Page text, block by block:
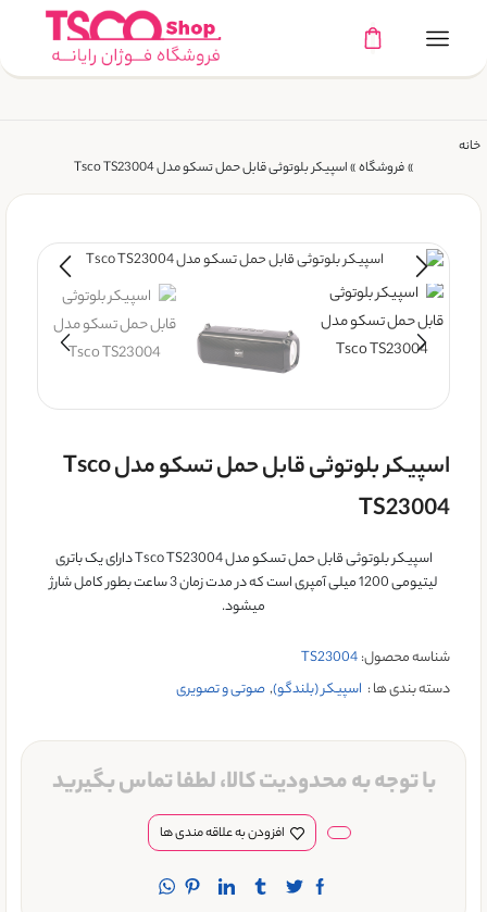
خانه
»فروشگاه»اسپیکر بلوتوثی قابل حمل تسکو مدل Tsco TS23004
اسپیکر بلوتوثی قابل حمل تسکو مدل Tsco
TS23004
اسپیکر بلوتوثی قابل حمل تسکو مدل Tsco TS23004 دارای یک باتری
لیتیومی 1200 میلی آمپری است که در مدت زمان 3 ساعت بطور کامل شارژ
میشود.
شناسه محصول:TS23004
دسته بندی ها : اسپیکر (بلندگو),صوتی و تصویری
با توجه به محدودیت کالا، لطفا تماس بگیرید
افزودن به علاقه مندی ها